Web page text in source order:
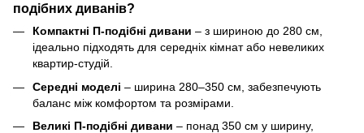
подібних диванів?
Компактні П-подібні дивани – з шириною до 280 см,
ідеально підходять для середніх кімнат або невеликих
квартир-студій.
Середні моделі – ширина 280–350 см, забезпечують
баланс між комфортом та розмірами.
Великі П-подібні дивани – понад 350 см у ширину,